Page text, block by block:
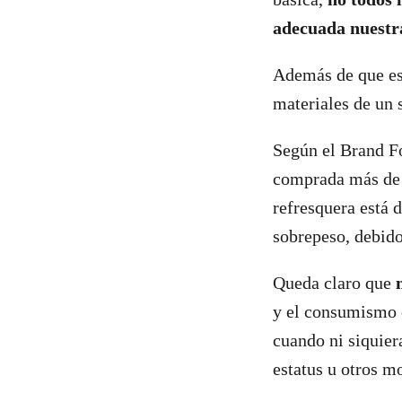
adecuada
Además de que
materiales de un
Según el Brand
comprada más
refresquera está
sobrepeso,
Queda claro que
y el consumismo
cuando ni
estatus u otros